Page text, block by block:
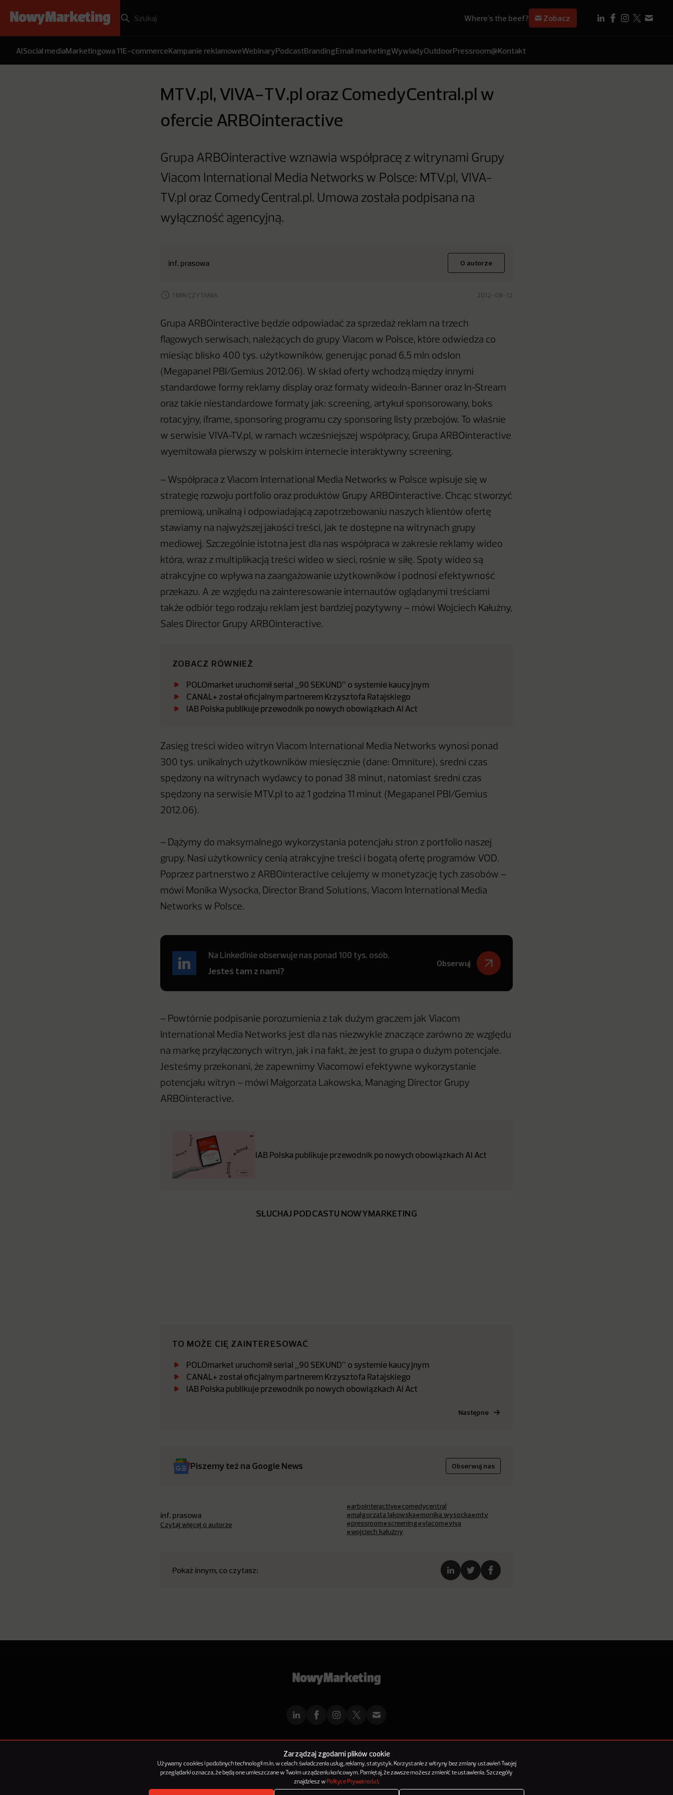
Zarządzaj zgodami plików cookie
Używamy cookies i podobnych technologii m.in. w celach: świadczenia usług, reklamy, statystyk. Korzystanie z witryny bez zmiany ustawień Twojej
przeglądarki oznacza, że będą one umieszczane w Twoim urządzeniu końcowym. Pamiętaj, że zawsze możesz zmienić te ustawienia. Szczegóły
znajdziesz w Polityce Prywatności.
Where's the beef? Zobacz
AISocial mediaMarketingowa 11E-commerceKampanie reklamoweWebinaryPodcastBrandingEmail marketingWywiadyOutdoorPressroom@Kontakt
MTV.pl, VIVA-TV.pl oraz ComedyCentral.pl w
ofercie ARBOinteractive
Grupa ARBOinteractive wznawia współpracę z witrynami Grupy
Viacom International Media Networks w Polsce: MTV.pl, VIVA-
TV.pl oraz ComedyCentral.pl. Umowa została podpisana na
wyłączność agencyjną.
inf. prasowa O autorze
1 MIN CZYTANIA 2012-08-12
Grupa ARBOinteractive będzie odpowiadać za sprzedaż reklam na trzech
flagowych serwisach, należących do grupy Viacom w Polsce, które odwiedza co
miesiąc blisko 400 tys. użytkowników, generując ponad 6,5 mln odsłon
(Megapanel PBI/Gemius 2012.06). W skład oferty wchodzą między innymi
standardowe formy reklamy display oraz formaty wideo:In-Banner oraz In-Stream
oraz takie niestandardowe formaty jak: screening, artykuł sponsorowany, boks
rotacyjny, iframe, sponsoring programu czy sponsoring listy przebojów. To właśnie
w serwisie VIVA-TV.pl, w ramach wcześniejszej współpracy, Grupa ARBOinteractive
wyemitowała pierwszy w polskim internecie interaktywny screening.
– Współpraca z Viacom International Media Networks w Polsce wpisuje się w
strategię rozwoju portfolio oraz produktów Grupy ARBOinteractive. Chcąc stworzyć
premiową, unikalną i odpowiadającą zapotrzebowaniu naszych klientów ofertę
stawiamy na najwyższej jakości treści, jak te dostępne na witrynach grupy
mediowej. Szczególnie istotna jest dla nas współpraca w zakresie reklamy wideo
która, wraz z multiplikacją treści wideo w sieci, rośnie w siłę. Spoty wideo są
atrakcyjne co wpływa na zaangażowanie użytkowników i podnosi efektywność
przekazu. A ze względu na zainteresowanie internautów oglądanymi treściami
także odbiór tego rodzaju reklam jest bardziej pozytywny – mówi Wojciech Kałużny,
Sales Director Grupy ARBOinteractive.
ZOBACZ RÓWNIEŻ
POLOmarket uruchomił serial „90 SEKUND” o systemie kaucyjnym
CANAL+ został oficjalnym partnerem Krzysztofa Ratajskiego
IAB Polska publikuje przewodnik po nowych obowiązkach AI Act
Zasięg treści wideo witryn Viacom International Media Networks wynosi ponad
300 tys. unikalnych użytkowników miesięcznie (dane: Omniture), średni czas
spędzony na witrynach wydawcy to ponad 38 minut, natomiast średni czas
spędzony na serwisie MTV.pl to aż 1 godzina 11 minut (Megapanel PBI/Gemius
2012.06).
– Dążymy do maksymalnego wykorzystania potencjału stron z portfolio naszej
grupy. Nasi użytkownicy cenią atrakcyjne treści i bogatą ofertę programów VOD.
Poprzez partnerstwo z ARBOinteractive celujemy w monetyzację tych zasobów –
mówi Monika Wysocka, Director Brand Solutions, Viacom International Media
Networks w Polsce.
Na LinkedInie obserwuje nas ponad 100 tys. osób.
Jesteś tam z nami?
Obserwuj
– Powtórnie podpisanie porozumienia z tak dużym graczem jak Viacom
International Media Networks jest dla nas niezwykle znaczące zarówno ze względu
na markę przyłączonych witryn, jak i na fakt, że jest to grupa o dużym potencjale.
Jesteśmy przekonani, że zapewnimy Viacomowi efektywne wykorzystanie
potencjału witryn – mówi Małgorzata Lakowska, Managing Director Grupy
ARBOinteractive.
IAB Polska publikuje przewodnik po nowych obowiązkach AI Act
SŁUCHAJ PODCASTU NOWYMARKETING
TO MOŻE CIĘ ZAINTERESOWAĆ
POLOmarket uruchomił serial „90 SEKUND” o systemie kaucyjnym
CANAL+ został oficjalnym partnerem Krzysztofa Ratajskiego
IAB Polska publikuje przewodnik po nowych obowiązkach AI Act
Następne
Piszemy też na Google News Obserwuj nas
inf. prasowa
Czytaj więcej o autorze
#arbointeractive#comedycentral
#małgorzata lakowska#monika wysocka#mtv
#pressroom#screening#viacom#viva
#wojciech kałużny
Pokaż innym, co czytasz:
ReklamaKontaktPolityka PrywatnościKanał RSS
NowyMarketing jest marką 143Media Sp. z o.o.